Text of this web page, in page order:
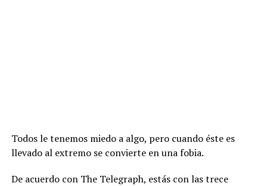
Todos le tenemos miedo a algo, pero cuando éste es
llevado al extremo se convierte en una fobia.
De acuerdo con The Telegraph, estás con las trece